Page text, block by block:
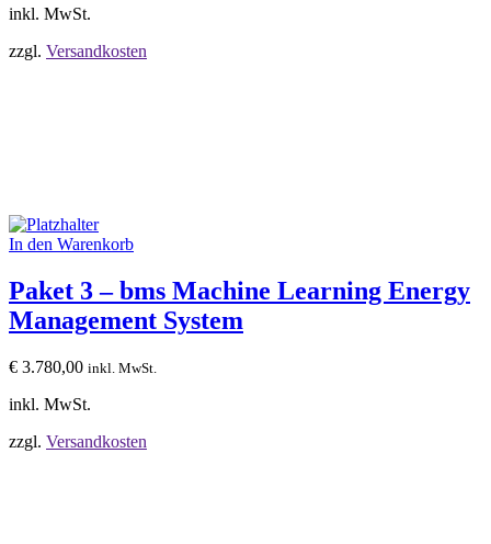
inkl. MwSt.
zzgl. Versandkosten
In den Warenkorb
Paket 3 – bms Machine Learning Energy
Management System
€ 3.780,00 inkl. MwSt.
inkl. MwSt.
zzgl. Versandkosten